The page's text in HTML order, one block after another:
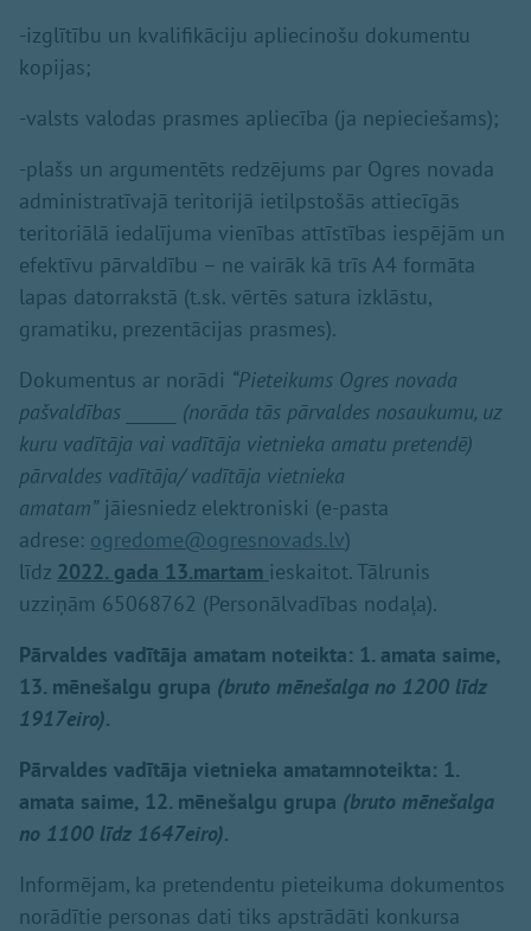
-izglītību un kvalifikāciju apliecinošu dokumentu
kopijas;
-valsts valodas prasmes apliecība (ja nepieciešams);
-plašs un argumentēts redzējums par Ogres novada
administratīvajā teritorijā ietilpstošās attiecīgās
teritoriālā iedalījuma vienības attīstības iespējām un
efektīvu pārvaldību – ne vairāk kā trīs A4 formāta
lapas datorrakstā (t.sk. vērtēs satura izklāstu,
gramatiku, prezentācijas prasmes).
Dokumentus ar norādi “Pieteikums Ogres novada
pašvaldības ______ (norāda tās pārvaldes nosaukumu, uz
kuru vadītāja vai vadītāja vietnieka amatu pretendē)
pārvaldes vadītāja/ vadītāja vietnieka
amatam”jāiesniedz elektroniski (e-pasta
adrese: ogredome@ogresnovads.lv)
līdz 2022. gada 13.martam ieskaitot. Tālrunis
uzziņām 65068762 (Personālvadības nodaļa).
Pārvaldes vadītāja amatam noteikta: 1. amata saime,
13. mēnešalgu grupa (bruto mēnešalga no 1200 līdz
1917eiro).
Pārvaldes vadītāja vietnieka amatamnoteikta: 1.
amata saime, 12. mēnešalgu grupa (bruto mēnešalga
no 1100 līdz 1647eiro).
Informējam, ka pretendentu pieteikuma dokumentos
norādītie personas dati tiks apstrādāti konkursa